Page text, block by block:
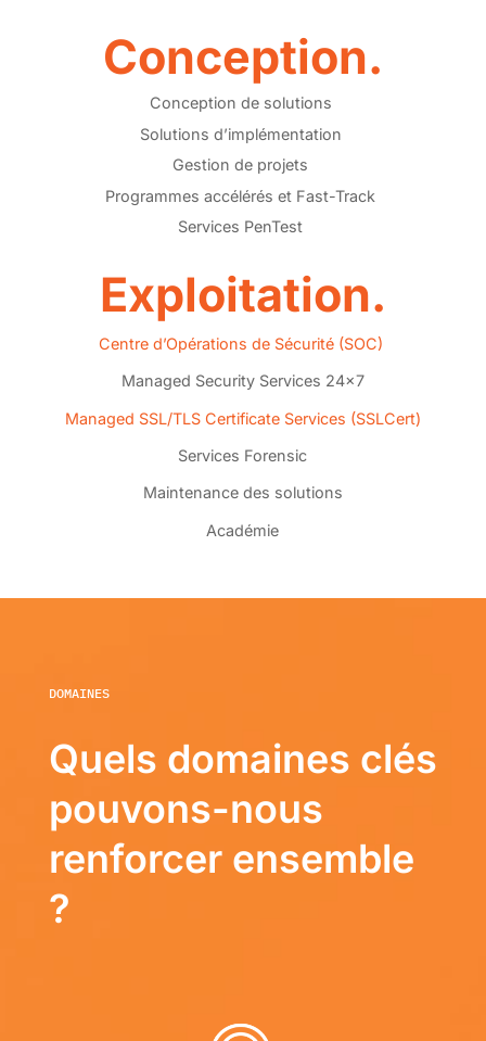
Conception.
Conception de solutions
Solutions d’implémentation
Gestion de projets
Programmes accélérés et Fast-Track
Services PenTest
Exploitation.
Centre d’Opérations de Sécurité (SOC)
Managed Security Services 24x7
Managed SSL/TLS Certificate Services (SSLCert)
Services Forensic
Maintenance des solutions
Académie
DOMAINES
Quels domaines clés
pouvons-nous
renforcer ensemble
?